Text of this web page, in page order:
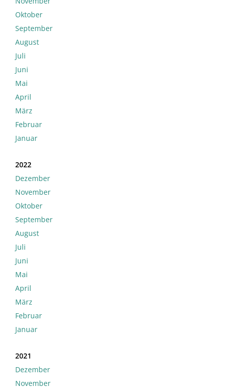
Oktober
September
August
Juli
Juni
Mai
April
März
Februar
Januar
2022
Dezember
November
Oktober
September
August
Juli
Juni
Mai
April
März
Februar
Januar
2021
Dezember
November